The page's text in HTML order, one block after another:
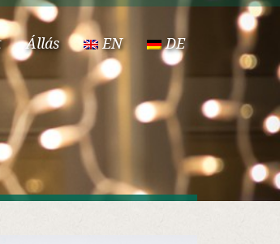
Állás EN DE